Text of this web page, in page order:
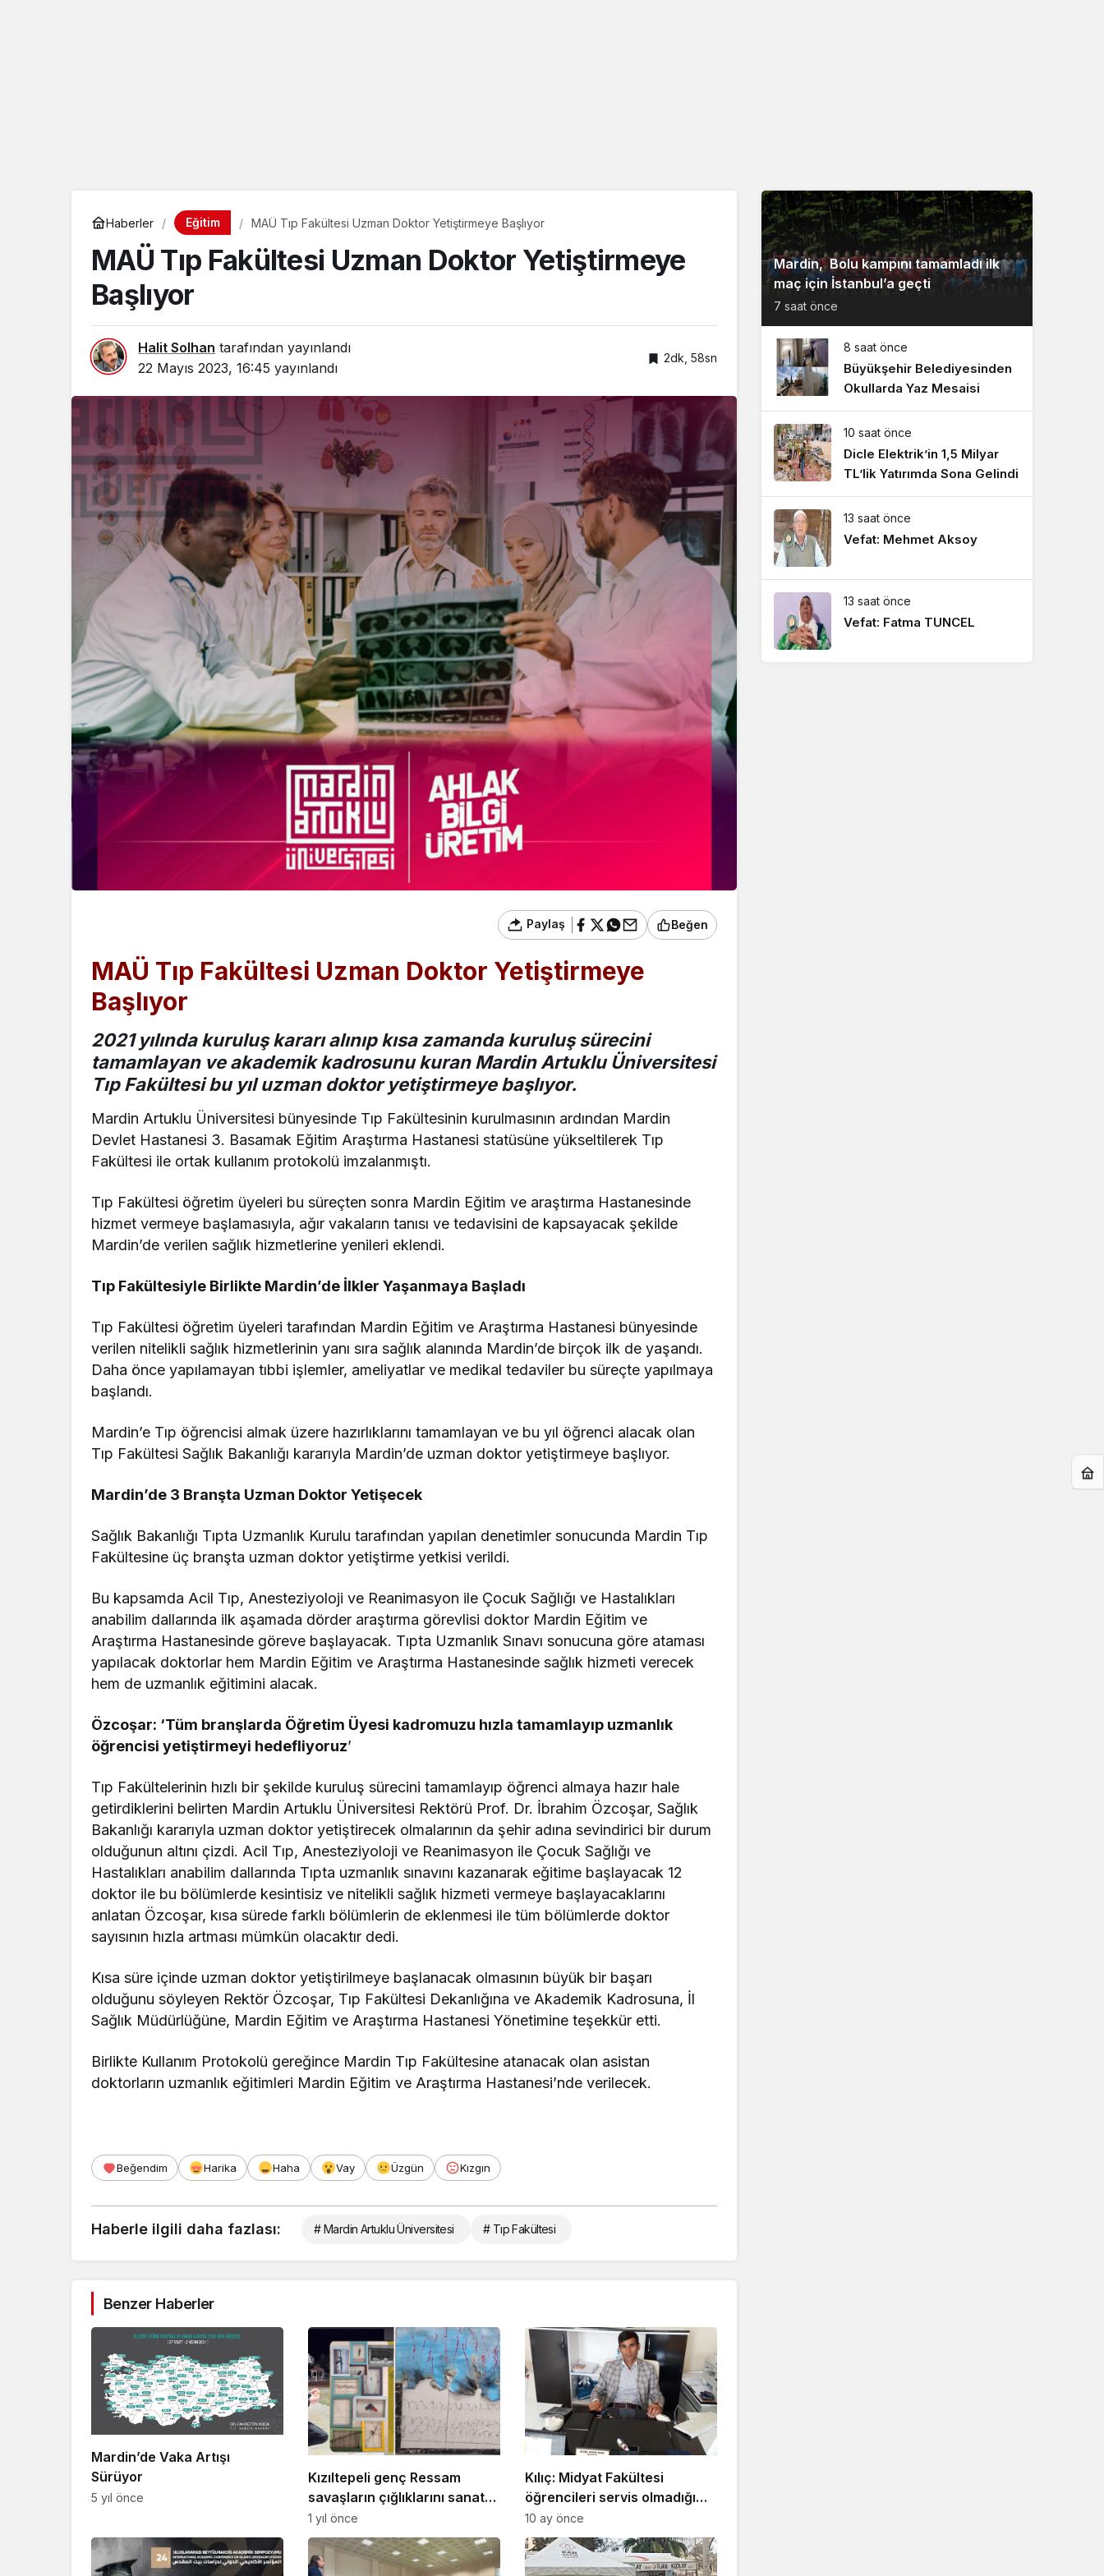
Haberler Eğitim MAÜ Tıp Fakültesi Uzman Doktor Yetiştirmeye Başlıyor
MAÜ Tıp Fakültesi Uzman Doktor Yetiştirmeye
Başlıyor
Halit Solhan tarafından yayınlandı
22 Mayıs 2023, 16:45 yayınlandı
2dk, 58sn
Paylaş Beğen
MAÜ Tıp Fakültesi Uzman Doktor Yetiştirmeye
Başlıyor
2021 yılında kuruluş kararı alınıp kısa zamanda kuruluş sürecini
tamamlayan ve akademik kadrosunu kuran Mardin Artuklu Üniversitesi
Tıp Fakültesi bu yıl uzman doktor yetiştirmeye başlıyor.
Mardin Artuklu Üniversitesi bünyesinde Tıp Fakültesinin kurulmasının ardından Mardin
Devlet Hastanesi 3. Basamak Eğitim Araştırma Hastanesi statüsüne yükseltilerek Tıp
Fakültesi ile ortak kullanım protokolü imzalanmıştı.
Tıp Fakültesi öğretim üyeleri bu süreçten sonra Mardin Eğitim ve araştırma Hastanesinde
hizmet vermeye başlamasıyla, ağır vakaların tanısı ve tedavisini de kapsayacak şekilde
Mardin’de verilen sağlık hizmetlerine yenileri eklendi.
Tıp Fakültesiyle Birlikte Mardin’de İlkler Yaşanmaya Başladı
Tıp Fakültesi öğretim üyeleri tarafından Mardin Eğitim ve Araştırma Hastanesi bünyesinde
verilen nitelikli sağlık hizmetlerinin yanı sıra sağlık alanında Mardin’de birçok ilk de yaşandı.
Daha önce yapılamayan tıbbi işlemler, ameliyatlar ve medikal tedaviler bu süreçte yapılmaya
başlandı.
Mardin’e Tıp öğrencisi almak üzere hazırlıklarını tamamlayan ve bu yıl öğrenci alacak olan
Tıp Fakültesi Sağlık Bakanlığı kararıyla Mardin’de uzman doktor yetiştirmeye başlıyor.
Mardin’de 3 Branşta Uzman Doktor Yetişecek
Sağlık Bakanlığı Tıpta Uzmanlık Kurulu tarafından yapılan denetimler sonucunda Mardin Tıp
Fakültesine üç branşta uzman doktor yetiştirme yetkisi verildi.
Bu kapsamda Acil Tıp, Anesteziyoloji ve Reanimasyon ile Çocuk Sağlığı ve Hastalıkları
anabilim dallarında ilk aşamada dörder araştırma görevlisi doktor Mardin Eğitim ve
Araştırma Hastanesinde göreve başlayacak. Tıpta Uzmanlık Sınavı sonucuna göre ataması
yapılacak doktorlar hem Mardin Eğitim ve Araştırma Hastanesinde sağlık hizmeti verecek
hem de uzmanlık eğitimini alacak.
Özcoşar: ‘Tüm branşlarda Öğretim Üyesi kadromuzu hızla tamamlayıp uzmanlık
öğrencisi yetiştirmeyi hedefliyoruz’
Tıp Fakültelerinin hızlı bir şekilde kuruluş sürecini tamamlayıp öğrenci almaya hazır hale
getirdiklerini belirten Mardin Artuklu Üniversitesi Rektörü Prof. Dr. İbrahim Özcoşar, Sağlık
Bakanlığı kararıyla uzman doktor yetiştirecek olmalarının da şehir adına sevindirici bir durum
olduğunun altını çizdi. Acil Tıp, Anesteziyoloji ve Reanimasyon ile Çocuk Sağlığı ve
Hastalıkları anabilim dallarında Tıpta uzmanlık sınavını kazanarak eğitime başlayacak 12
doktor ile bu bölümlerde kesintisiz ve nitelikli sağlık hizmeti vermeye başlayacaklarını
anlatan Özcoşar, kısa sürede farklı bölümlerin de eklenmesi ile tüm bölümlerde doktor
sayısının hızla artması mümkün olacaktır dedi.
Kısa süre içinde uzman doktor yetiştirilmeye başlanacak olmasının büyük bir başarı
olduğunu söyleyen Rektör Özcoşar, Tıp Fakültesi Dekanlığına ve Akademik Kadrosuna, İl
Sağlık Müdürlüğüne, Mardin Eğitim ve Araştırma Hastanesi Yönetimine teşekkür etti.
Birlikte Kullanım Protokolü gereğince Mardin Tıp Fakültesine atanacak olan asistan
doktorların uzmanlık eğitimleri Mardin Eğitim ve Araştırma Hastanesi’nde verilecek.
Beğendim Harika Haha Vay Üzgün Kızgın
Haberle ilgili daha fazlası: # Mardin Artuklu Üniversitesi # Tıp Fakültesi
Benzer Haberler
Mardin’de Vaka Artışı
Sürüyor
5 yıl önce
Kızıltepeli genç Ressam
savaşların çığlıklarını sanata
döktü
1 yıl önce
Kılıç: Midyat Fakültesi
öğrencileri servis olmadığı
için okullarına gidemiyor!
10 ay önce
Mardin, Bolu kampını tamamladı ilk
maç için İstanbul’a geçti
7 saat önce
8 saat önce
Büyükşehir Belediyesinden
Okullarda Yaz Mesaisi
10 saat önce
Dicle Elektrik’in 1,5 Milyar
TL’lik Yatırımda Sona Gelindi
13 saat önce
Vefat: Mehmet Aksoy
13 saat önce
Vefat: Fatma TUNCEL